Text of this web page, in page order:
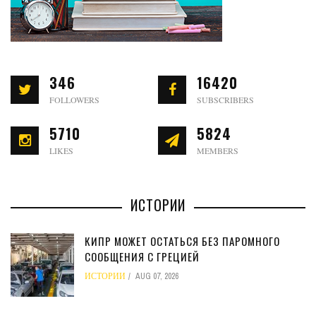
346
FOLLOWERS
16420
SUBSCRIBERS
5710
LIKES
5824
MEMBERS
ИСТОРИИ
КИПР МОЖЕТ ОСТАТЬСЯ БЕЗ ПАРОМНОГО
СООБЩЕНИЯ С ГРЕЦИЕЙ
ИСТОРИИ AUG 07, 2026